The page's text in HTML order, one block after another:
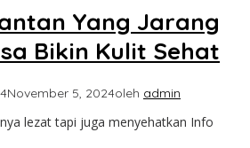
Yang Jarang
Bikin Kulit Sehat
November 5, 2024oleh admin
lezat tapi juga menyehatkan Info